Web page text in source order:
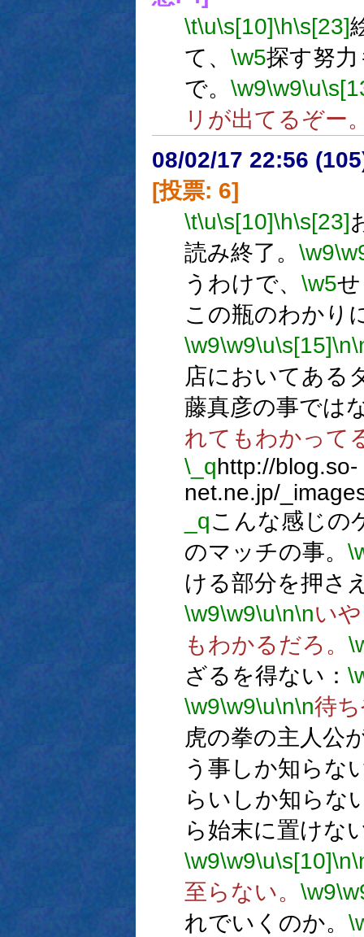
\t\u\s[10]\h\s[23]
て、 \w5探す努
で。 \w9\w9\u
リが出てるぞー
08/02/17 22:56
[投票: 6]
\t\u\s[10]\h\s[23]
読み終了。 \w9
うわけで、 \w5
この瓶のわかり
\w9\w9\u\s[15]\n
店においてある
藤真彦の事では
れてもわかって
\_qhttp://blog.so-
net.ne.jp/
_qこんな感じの
のマッチの事。
ける部分を押さ
\w9\w9\u\n\nい
もわかるだろ。
ざるを得ない：
\w9\w9\u\n\n待
虎の拳の主人公
う事しか知らな
らいしか知らな
ら始末に置けな
\w9\w9\u\s[10]\n
至らない。 \w9
れでいくのか。